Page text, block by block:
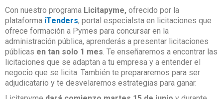
Con nuestro programa Licitapyme, ofrecido por la
plataforma iTenders, portal especialsta en licitaciones que
ofrece formación a Pymes para concursar en la
administración pública, aprenderás a presentar licitaciones
públicas en tan solo 1 mes . Te enseñaremos a encontrar las
licitaciones que se adaptan a tu empresa y a entender el
negocio que se licita. También te prepararemos para ser
adjudicatario y te desvelaremos estrategias para ganar.